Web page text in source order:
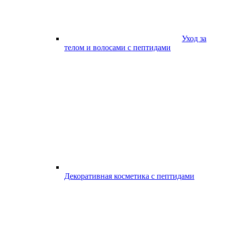
Уход за
телом и волосами с пептидами
Декоративная косметика с пептидами